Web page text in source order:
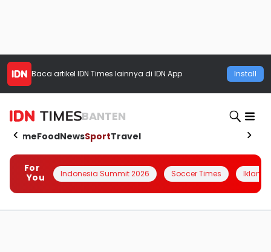
Baca artikel IDN Times lainnya di IDN App Install
BANTEN
HomeFoodNewsSportTravel
For
You
Indonesia Summit 2026 Soccer Times Iklanin